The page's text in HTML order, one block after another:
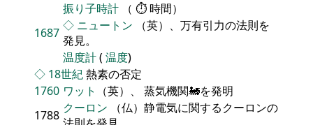
振り子時計 （ ⏱ 時間）
1687 ◇ ニュートン （英）、万有引力の法則を
発見。
温度計( 温度)
◇ 18世紀熱素の否定
1760 ワット
（英）、 蒸気機関🚂を発明
1788 クーロン （仏）静電気に関するクーロンの